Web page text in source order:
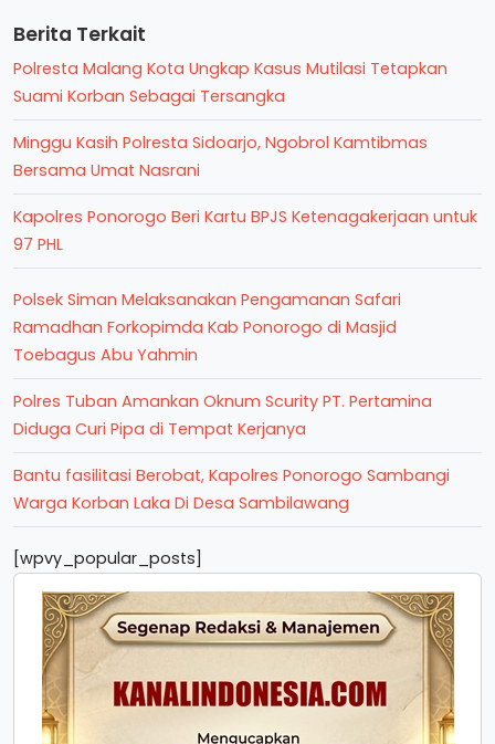
Berita Terkait
Polresta Malang Kota Ungkap Kasus Mutilasi Tetapkan
Suami Korban Sebagai Tersangka
Minggu Kasih Polresta Sidoarjo, Ngobrol Kamtibmas
Bersama Umat Nasrani
Kapolres Ponorogo Beri Kartu BPJS Ketenagakerjaan untuk
97 PHL
Polsek Siman Melaksanakan Pengamanan Safari
Ramadhan Forkopimda Kab Ponorogo di Masjid
Toebagus Abu Yahmin
Polres Tuban Amankan Oknum Scurity PT. Pertamina
Diduga Curi Pipa di Tempat Kerjanya
Bantu fasilitasi Berobat, Kapolres Ponorogo Sambangi
Warga Korban Laka Di Desa Sambilawang
[wpvy_popular_posts]